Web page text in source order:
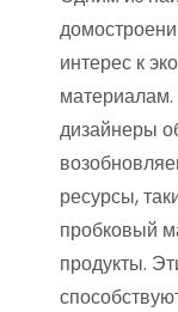
интерес к
дизайнеры
ресурсы,
пробковый
продукты.